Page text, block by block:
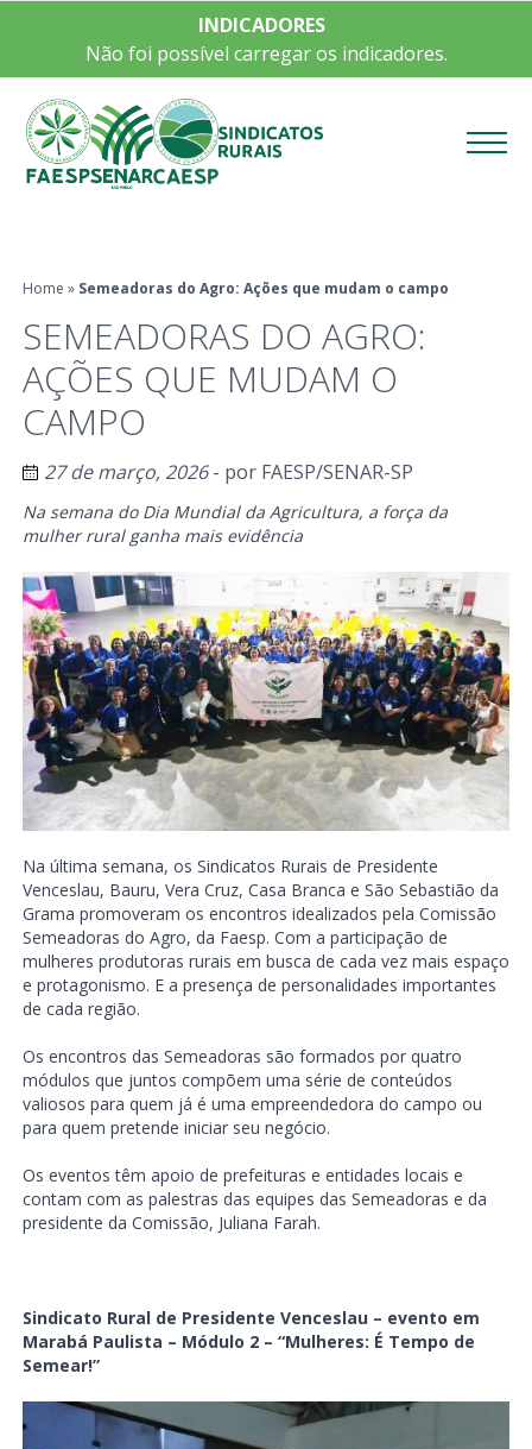
INDICADORES
Não foi possível carregar os indicadores.
Home » Semeadoras do Agro: Ações que mudam o campo
SEMEADORAS DO AGRO:
AÇÕES QUE MUDAM O
CAMPO
27 de março, 2026- por FAESP/SENAR-SP
Na semana do Dia Mundial da Agricultura, a força da
mulher rural ganha mais evidência
Na última semana, os Sindicatos Rurais de Presidente
Venceslau, Bauru, Vera Cruz, Casa Branca e São Sebastião da
Grama promoveram os encontros idealizados pela Comissão
Semeadoras do Agro, da Faesp. Com a participação de
mulheres produtoras rurais em busca de cada vez mais espaço
e protagonismo. E a presença de personalidades importantes
de cada região.
Os encontros das Semeadoras são formados por quatro
módulos que juntos compõem uma série de conteúdos
valiosos para quem já é uma empreendedora do campo ou
para quem pretende iniciar seu negócio.
Os eventos têm apoio de prefeituras e entidades locais e
contam com as palestras das equipes das Semeadoras e da
presidente da Comissão, Juliana Farah.
Sindicato Rural de Presidente Venceslau – evento em
Marabá Paulista – Módulo 2 – “Mulheres: É Tempo de
Semear!”